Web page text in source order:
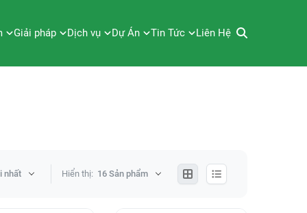
Giải pháp Dịch vụ Dự Án Tin Tức Liên Hệ
nhất Hiển thị: 16 Sản phẩm